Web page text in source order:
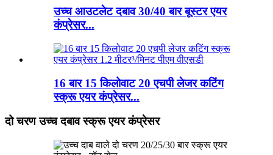
उच्च आउटलेट दबाव 30/40 बार बूस्टर एयर
कंप्रेसर...
16 बार 15 किलोवाट 20 एचपी लेजर कटिंग
स्क्रू एयर कंप्रेसर...
दो चरण उच्च दबाव स्क्रू एयर कंप्रेसर